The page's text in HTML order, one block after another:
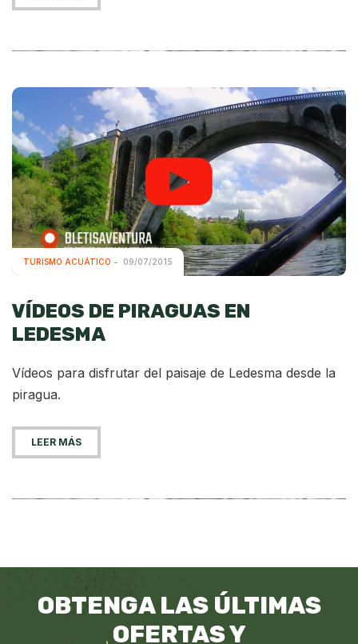
TURISMO ACUÁTICO 09/07/2015
VÍDEOS DE PIRAGUAS EN
LEDESMA
Vídeos para disfrutar del paisaje de Ledesma desde la
piragua.
LEER MÁS
OBTENGA LAS ÚLTIMAS
OFERTAS Y